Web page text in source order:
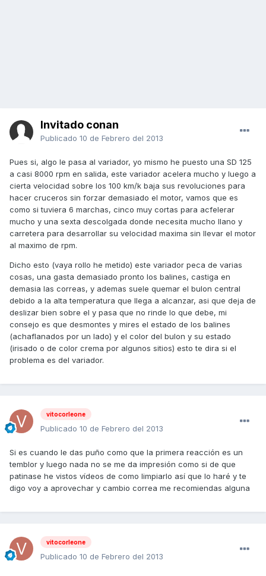
Invitado conan
Publicado 10 de Febrero del 2013
Pues si, algo le pasa al variador, yo mismo he puesto una SD 125
a casi 8000 rpm en salida, este variador acelera mucho y luego a
cierta velocidad sobre los 100 km/k baja sus revoluciones para
hacer cruceros sin forzar demasiado el motor, vamos que es
como si tuviera 6 marchas, cinco muy cortas para acfelerar
mucho y una sexta descolgada donde necesita mucho llano y
carretera para desarrollar su velocidad maxima sin llevar el motor
al maximo de rpm.
Dicho esto (vaya rollo he metido) este variador peca de varias
cosas, una gasta demasiado pronto los balines, castiga en
demasia las correas, y ademas suele quemar el bulon central
debido a la alta temperatura que llega a alcanzar, asi que deja de
deslizar bien sobre el y pasa que no rinde lo que debe, mi
consejo es que desmontes y mires el estado de los balines
(achaflanados por un lado) y el color del bulon y su estado
(irisado o de color crema por algunos sitios) esto te dira si el
problema es del variador.
vitocorleone
Publicado 10 de Febrero del 2013
Si es cuando le das puño como que la primera reacción es un
temblor y luego nada no se me da impresión como si de que
patinase he vistos vídeos de como limpiarlo así que lo haré y te
digo voy a aprovechar y cambio correa me recomiendas alguna
vitocorleone
Publicado 10 de Febrero del 2013